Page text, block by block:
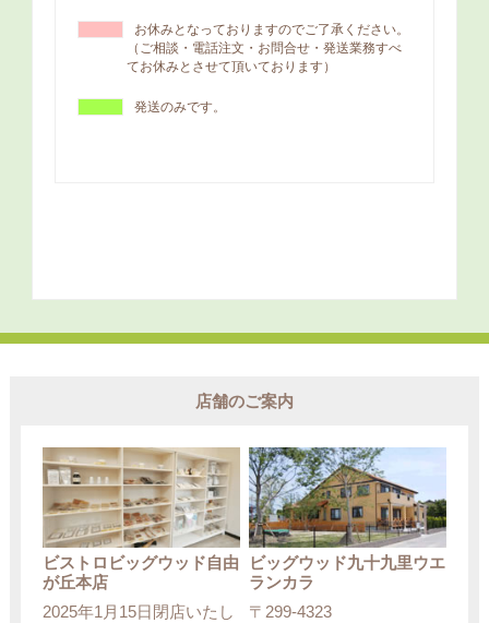
店舗のご案内
ビストロビッグウッド自由
が丘本店
2025年1月15日閉店いたし
ビッグウッド九十九里ウエ
ランカラ
〒299-4323